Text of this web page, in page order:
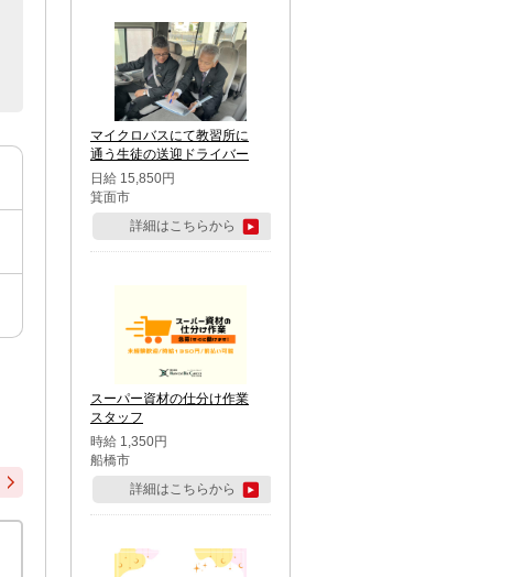
マイクロバスにて教習所に
通う生徒の送迎ドライバー
日給 15,850円
箕面市
詳細はこちらから
スーパー資材の仕分け作業
スタッフ
時給 1,350円
船橋市
詳細はこちらから